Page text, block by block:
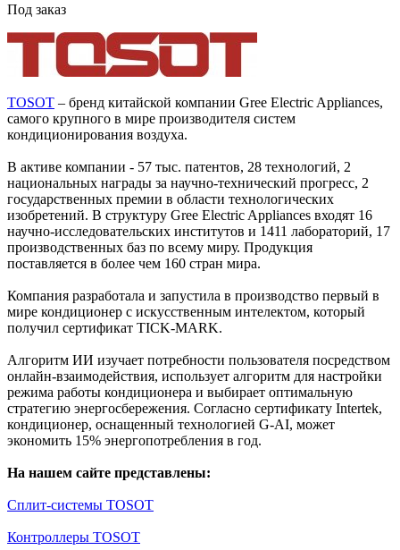
Под заказ
TOSOT – бренд китайской компании Gree Electric Appliances,
самого крупного в мире производителя систем
кондиционирования воздуха.
В активе компании - 57 тыс. патентов, 28 технологий, 2
национальных награды за научно-технический прогресс, 2
государственных премии в области технологических
изобретений. В структуру Gree Electric Appliances входят 16
научно-исследовательских институтов и 1411 лабораторий, 17
производственных баз по всему миру. Продукция
поставляется в более чем 160 стран мира.
Компания разработала и запустила в производство первый в
мире кондиционер с искусственным интелектом, который
получил сертификат TICK-MARK.
Алгоритм ИИ изучает потребности пользователя посредством
онлайн-взаимодействия, использует алгоритм для настройки
режима работы кондиционера и выбирает оптимальную
стратегию энергосбережения. Согласно сертификату Intertek,
кондиционер, оснащенный технологией G-AI, может
экономить 15% энергопотребления в год.
На нашем сайте представлены:
Сплит-системы TOSOT
Контроллеры TOSOT